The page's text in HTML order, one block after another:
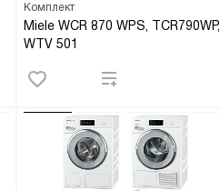
Комплект
Miele WCR 870 WPS, TCR790WP,
WTV 501